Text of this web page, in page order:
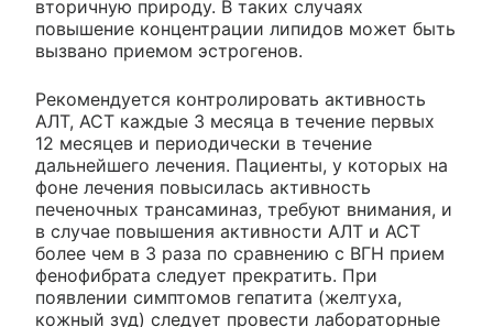
вторичную природу. В таких случаях
повышение концентрации липидов может быть
вызвано приемом эстрогенов.
Рекомендуется контролировать активность
АЛТ, ACT каждые 3 месяца в течение первых
12 месяцев и периодически в течение
дальнейшего лечения. Пациенты, у которых на
фоне лечения повысилась активность
печеночных трансаминаз, требуют внимания, и
в случае повышения активности АЛТ и ACT
более чем в 3 раза по сравнению с ВГН прием
фенофибрата следует прекратить. При
появлении симптомов гепатита (желтуха,
кожный зуд) следует провести лабораторные